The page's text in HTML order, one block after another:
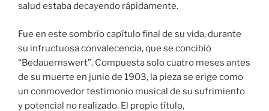
salud estaba decayendo rápidamente.
Fue en este sombrío capítulo final de su vida, durante
su infructuosa convalecencia, que se concibió
“Bedauernswert”. Compuesta solo cuatro meses antes
de su muerte en junio de 1903, la pieza se erige como
un conmovedor testimonio musical de su sufrimiento
y potencial no realizado. El propio título,